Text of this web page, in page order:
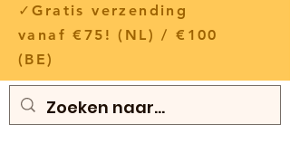
✓Gratis verzending
vanaf €75! (NL) / €100
(BE)